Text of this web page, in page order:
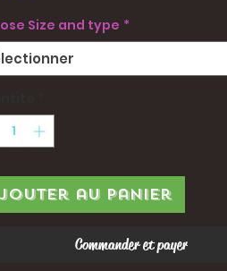
Size and type *
au panier
Commander et payer